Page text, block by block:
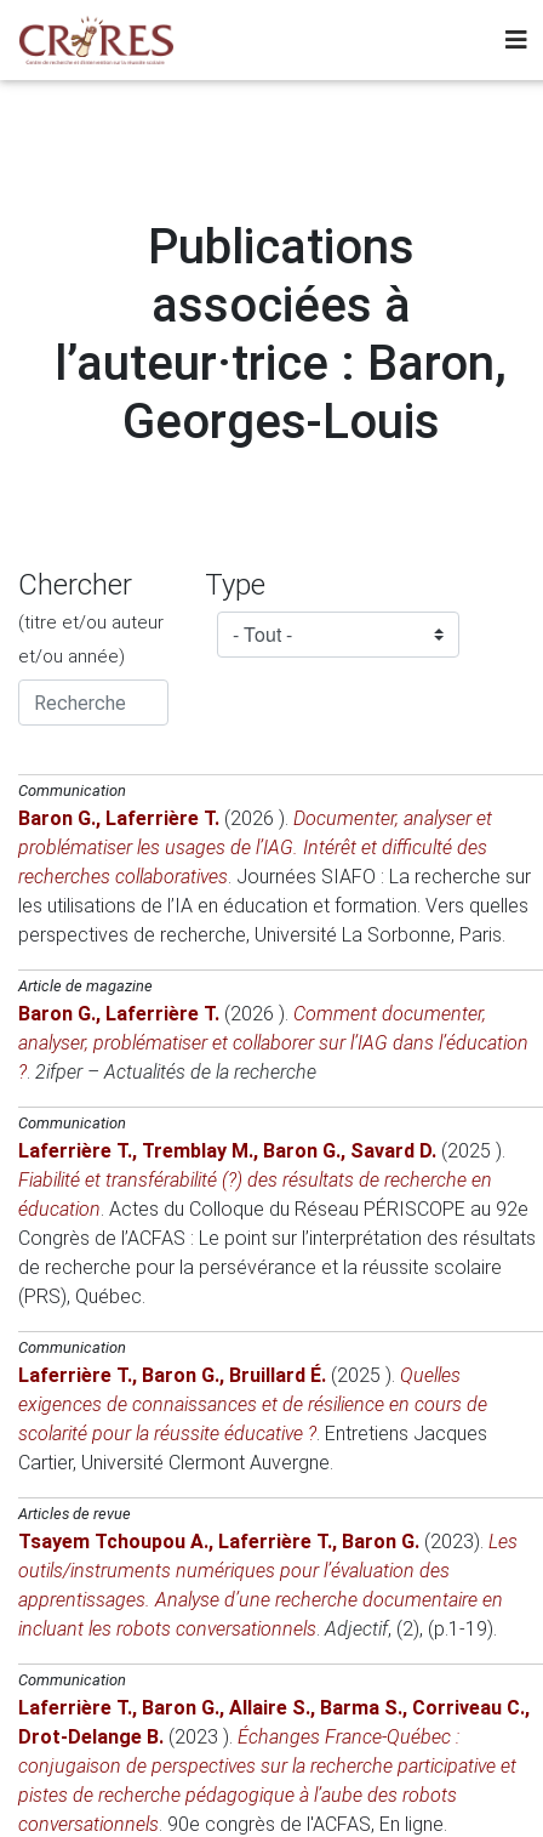
Publications
associées à
l’auteur·trice : Baron,
Georges-Louis
Chercher
(titre et/ou auteur
et/ou année)
Type
Communication
Baron G., Laferrière T. (2026 ). Documenter, analyser et
problématiser les usages de l’IAG. Intérêt et difficulté des
recherches collaboratives. Journées SIAFO : La recherche sur
les utilisations de l’IA en éducation et formation. Vers quelles
perspectives de recherche, Université La Sorbonne, Paris.
Article de magazine
Baron G., Laferrière T. (2026 ). Comment documenter,
analyser, problématiser et collaborer sur l’IAG dans l’éducation
?. 2ifper – Actualités de la recherche
Communication
Laferrière T., Tremblay M., Baron G., Savard D. (2025 ).
Fiabilité et transférabilité (?) des résultats de recherche en
éducation. Actes du Colloque du Réseau PÉRISCOPE au 92e
Congrès de l’ACFAS : Le point sur l’interprétation des résultats
de recherche pour la persévérance et la réussite scolaire
(PRS), Québec.
Communication
Laferrière T., Baron G., Bruillard É. (2025 ). Quelles
exigences de connaissances et de résilience en cours de
scolarité pour la réussite éducative ?. Entretiens Jacques
Cartier, Université Clermont Auvergne.
Articles de revue
Tsayem Tchoupou A., Laferrière T., Baron G. (2023). Les
outils/instruments numériques pour l’évaluation des
apprentissages. Analyse d’une recherche documentaire en
incluant les robots conversationnels.Adjectif, (2), (p.1-19).
Communication
Laferrière T., Baron G., Allaire S., Barma S., Corriveau C.,
Drot-Delange B. (2023 ). Échanges France-Québec :
conjugaison de perspectives sur la recherche participative et
pistes de recherche pédagogique à l’aube des robots
conversationnels. 90e congrès de l'ACFAS, En ligne.